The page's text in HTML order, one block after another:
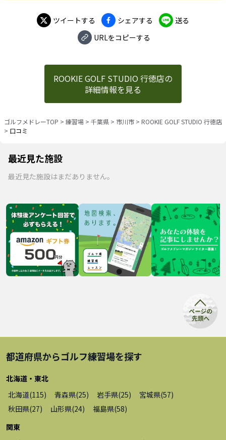
ツイートする シェアする
送る
URLをコピーする
ROOKIE GOLF STUDIO 行徳店の
詳細情報を見る
ゴルフメドレーTOP > 練習場 > 千葉県 > 市川市 > ROOKIE GOLF STUDIO 行徳店
> 口コミ
最近見た施設
最近見た施設はまだありません。
都道府県からゴルフ練習場を探す
北海道・東北
北海道(115) 青森県(25) 岩手県(25) 宮城県(57)
秋田県(27) 山形県(24) 福島県(58)
関東